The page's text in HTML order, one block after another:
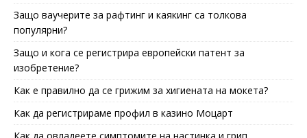
Защо ваучерите за рафтинг и каякинг са толкова
популярни?
Защо и кога се регистрира европейски патент за
изобретение?
Как е правилно да се грижим за хигиената на мокета?
Как да регистрираме профил в казино Моцарт